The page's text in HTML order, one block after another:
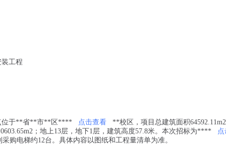
工程
位于**省**市**区**** 点击查看
**校区，项目总建筑面积
；地上13层，地下1层，建筑高度57.8米。本次招标为****
购电梯约12台。具体内容以图纸和工程量清单为准。